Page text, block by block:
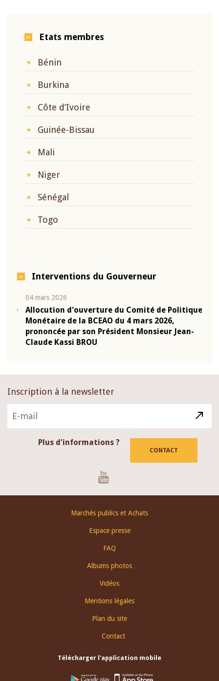
Etats membres
Bénin
Burkina
Côte d’Ivoire
Guinée-Bissau
Mali
Niger
Sénégal
Togo
Interventions du Gouverneur
04 mars 2026
Allocution d'ouverture du Comité de Politique
Monétaire de la BCEAO du 4 mars 2026,
prononcée par son Président Monsieur Jean-
Claude Kassi BROU
Inscription à la newsletter
Plus d'informations ?
CONTACT
Marchés publics et Achats
Espace presse
FAQ
Albums photos
Vidéos
Mentions légales
Plan du site
Contact
Télécharger l'application mobile